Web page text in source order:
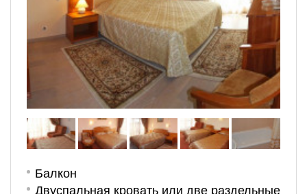
Балкон
Двуспальная кровать или две раздельные